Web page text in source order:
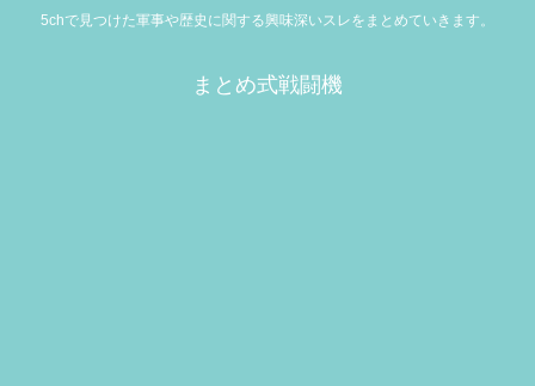
5chで見つけた軍事や歴史に関する興味深いスレをまとめていきます。
まとめ式戦闘機